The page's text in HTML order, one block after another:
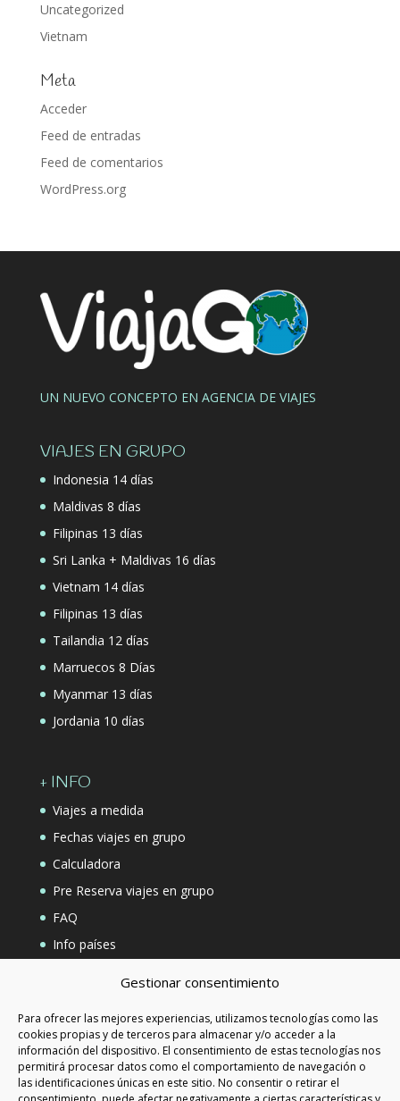
Gestionar consentimiento
Para ofrecer las mejores experiencias, utilizamos tecnologías como las
cookies propias y de terceros para almacenar y/o acceder a la
información del dispositivo. El consentimiento de estas tecnologías nos
permitirá procesar datos como el comportamiento de navegación o
las identificaciones únicas en este sitio. No consentir o retirar el
Uncategorized
Vietnam
Meta
Acceder
Feed de entradas
Feed de comentarios
WordPress.org
UN NUEVO CONCEPTO EN AGENCIA DE VIAJES
VIAJES EN GRUPO
Indonesia 14 días
Maldivas 8 días
Filipinas 13 días
Sri Lanka + Maldivas 16 días
Vietnam 14 días
Filipinas 13 días
Tailandia 12 días
Marruecos 8 Días
Myanmar 13 días
Jordania 10 días
+ INFO
Viajes a medida
Fechas viajes en grupo
Calculadora
Pre Reserva viajes en grupo
FAQ
Info países
LEGALIADAD
Política de privacidad
Aviso Legal